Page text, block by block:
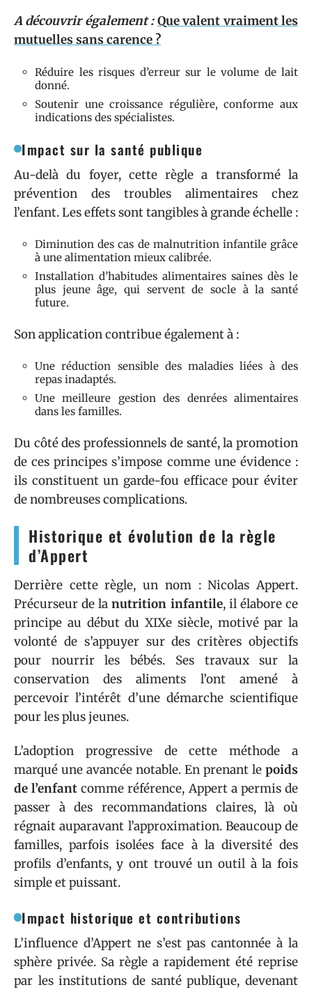
A découvrir également : Que valent vraiment les
mutuelles sans carence ?
Réduire les risques d’erreur sur le volume de lait
donné.
Soutenir une croissance régulière, conforme aux
indications des spécialistes.
Impact sur la santé publique
Au-delà du foyer, cette règle a transformé la
prévention des troubles alimentaires chez
l’enfant. Les effets sont tangibles à grande échelle :
Diminution des cas de malnutrition infantile grâce
à une alimentation mieux calibrée.
Installation d’habitudes alimentaires saines dès le
plus jeune âge, qui servent de socle à la santé
future.
Son application contribue également à :
Une réduction sensible des maladies liées à des
repas inadaptés.
Une meilleure gestion des denrées alimentaires
dans les familles.
Du côté des professionnels de santé, la promotion
de ces principes s’impose comme une évidence :
ils constituent un garde-fou efficace pour éviter
de nombreuses complications.
Historique et évolution de la règle
d’Appert
Derrière cette règle, un nom : Nicolas Appert.
Précurseur de lanutrition infantile, il élabore ce
principe au début du XIXe siècle, motivé par la
volonté de s’appuyer sur des critères objectifs
pour nourrir les bébés. Ses travaux sur la
conservation des aliments l’ont amené à
percevoir l’intérêt d’une démarche scientifique
pour les plus jeunes.
L’adoption progressive de cette méthode a
marqué une avancée notable. En prenant le poids
de l’enfant comme référence, Appert a permis de
passer à des recommandations claires, là où
régnait auparavant l’approximation. Beaucoup de
familles, parfois isolées face à la diversité des
profils d’enfants, y ont trouvé un outil à la fois
simple et puissant.
Impact historique et contributions
L’influence d’Appert ne s’est pas cantonnée à la
sphère privée. Sa règle a rapidement été reprise
par les institutions de santé publique, devenant